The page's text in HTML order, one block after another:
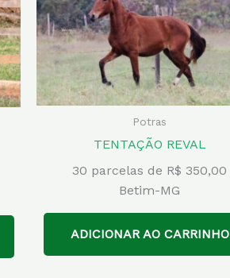
Potras
TENTAÇÃO REVAL
30 parcelas de R$ 350,00
Betim-MG
ADICIONAR AO CARRINHO